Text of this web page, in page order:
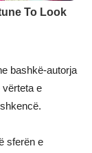
bashkë-autorja
vërteta e
sferën e